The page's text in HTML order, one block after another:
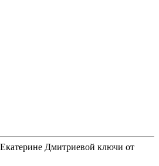
Дмитриевой ключи от